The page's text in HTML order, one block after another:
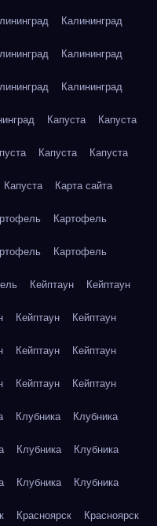
Калининград
Калининград
Калининград
Капуста Капуста
Капуста Капуста
Капуста Карта сайта
Картофель
Картофель
Кейптаун Кейптаун
Кейптаун Кейптаун
Кейптаун Кейптаун
Кейптаун Кейптаун
Клубника Клубника
Клубника Клубника
Клубника Клубника
Красноярск Красноярск